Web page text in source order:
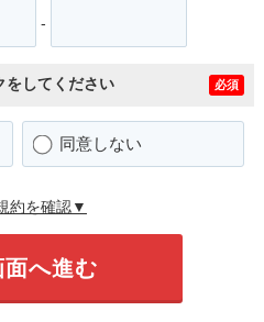
-
をしてください 必須
同意しない
約を確認▼